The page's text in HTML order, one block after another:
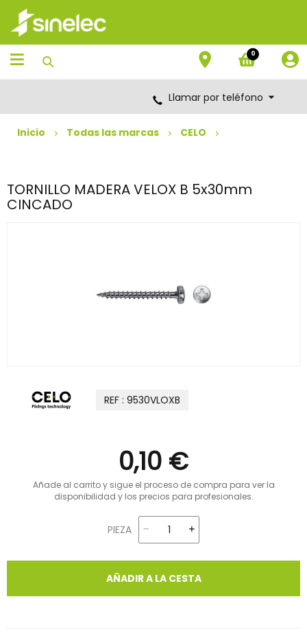
Saltar
contenido
Saltar
menú
de
navegación
0
Llamar por teléfono
Inicio Todas las marcas CELO
TORNILLO MADERA VELOX B 5x30mm
CINCADO
REF : 9530VLOXB
0,10 €
Añade al carrito y sigue el proceso de compra para ver la
disponibilidad y los precios para profesionales.
PIEZA
AÑADIR A LA CESTA